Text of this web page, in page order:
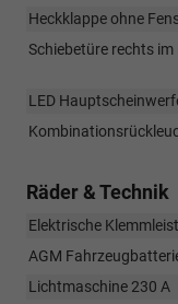
Heckklappe ohne
Schiebetüre rechts
LED
Räder & Technik
Elektrische
AGM
Lichtmaschine 230 A